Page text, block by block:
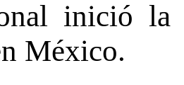
inició la
México.